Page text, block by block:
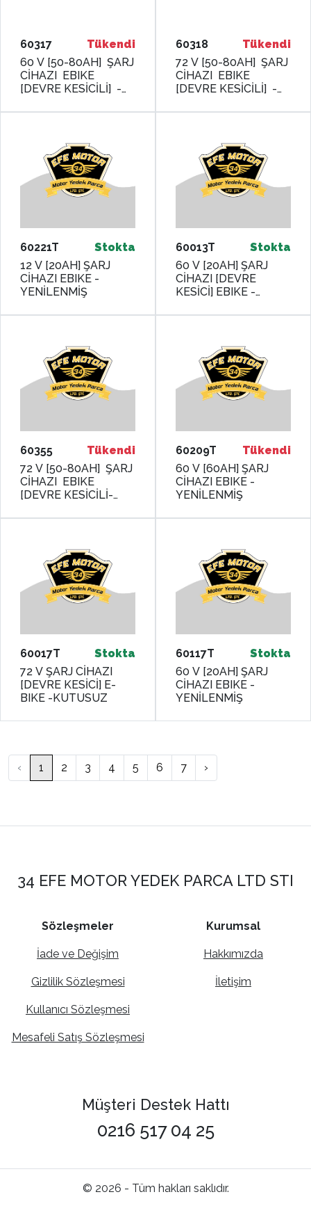
60317
Tükendi
60 V [50-80AH] ŞARJ
CİHAZI EBIKE
[DEVRE KESİCİLİ] -
60318
Tükendi
72 V [50-80AH] ŞARJ
CİHAZI EBIKE
[DEVRE KESİCİLİ] -
60221T
Stokta
12 V [20AH] ŞARJ
CİHAZI EBIKE -
YENİLENMİŞ
60013T
Stokta
60 V [20AH] ŞARJ
CİHAZI [DEVRE
KESİCİ] EBIKE -
60355
Tükendi
72 V [50-80AH] ŞARJ
CİHAZI EBIKE
[DEVRE KESİCİLİ-
MONERO
60209T
Tükendi
60 V [60AH] ŞARJ
CİHAZI EBIKE -
YENİLENMİŞ
60017T
Stokta
72 V ŞARJ CİHAZI
[DEVRE KESİCİ] E-
BIKE -KUTUSUZ
60117T
Stokta
60 V [20AH] ŞARJ
CİHAZI EBIKE -
YENİLENMİŞ
‹ 1 2 3 4 5 6 7 ›
34 EFE MOTOR YEDEK PARCA LTD STI
Sözleşmeler
İade ve Değişim
Gizlilik Sözleşmesi
Kullanıcı Sözleşmesi
Mesafeli Satış Sözleşmesi
Kurumsal
Hakkımızda
İletişim
Müşteri Destek Hattı
0216 517 04 25
© 2026 - Tüm hakları saklıdır.